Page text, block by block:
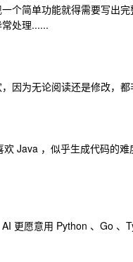
个简单功能就得需要写出完
处理......
因为无论阅读还是修改，都
欢 Java ，似乎生成代码的
更愿意用 Python 、Go 、